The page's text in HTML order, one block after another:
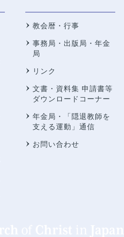
教会暦・行事
事務局・出版局・年金
局
リンク
文書・資料集 申請書等
ダウンロードコーナー
年金局・
「隠退教師を
支える運動」通信
お問い合わせ